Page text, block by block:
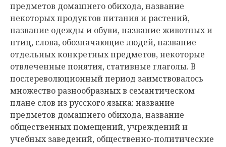
предметов домашнего обихода, название
некоторых продуктов питания и растений,
название одежды и обуви, название животных и
птиц, слова, обозначающие людей, название
отдельных конкретных предметов, некоторые
отвлеченные понятия, стативные глаголы. В
послереволюционный период заимствовалось
множество разнообразных в семантическом
плане слов из русского языка: название
предметов домашнего обихода, название
общественных помещений, учреждений и
учебных заведений, общественно-политические